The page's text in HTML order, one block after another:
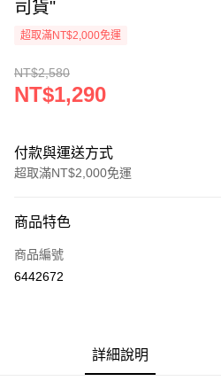
司貨"
超取滿NT$2,000免運
NT$2,580
NT$1,290
付款與運送方式
超取滿NT$2,000免運
信用卡一次付款
超商取貨付款
商品特色
商品編號
6442672
詳細說明